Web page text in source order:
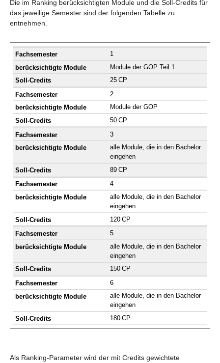
Die im Ranking berücksichtigten Module und die Soll-Credits für
das jeweilige Semester sind der folgenden Tabelle zu
entnehmen.
1
Module der GOP Teil 1
25 CP
2
Module der GOP
50 CP
3
alle Module, die in den Bachelor
eingehen
89 CP
4
alle Module, die in den Bachelor
eingehen
120 CP
5
alle Module, die in den Bachelor
eingehen
150 CP
6
alle Module, die in den Bachelor
eingehen
180 CP
Als Ranking-Parameter wird der mit Credits gewichtete